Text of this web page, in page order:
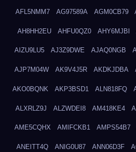
AFL5NMM7 AG97589A AGM0CB79
AH8HH2EU AHFU0QZ0 AHY6MJBI
AIZU9LU5 AJ3Z9DWE AJAQ0NGB
AJP7M04W AK9V4J5R AKDKJDBA
AKO0BQNK AKP3BSD1 ALN818FQ
ALXRLZ9J ALZWDEI8 AM418KE4
AME5CQHX AMIFCKB1 AMPS54B7
ANEITT4Q ANIG0U87 ANN06D3F